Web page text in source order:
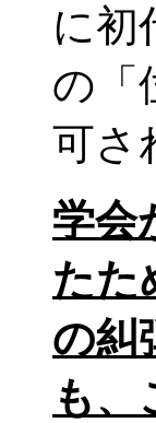
に初
の「
可さ
学会
たた
の糾
も